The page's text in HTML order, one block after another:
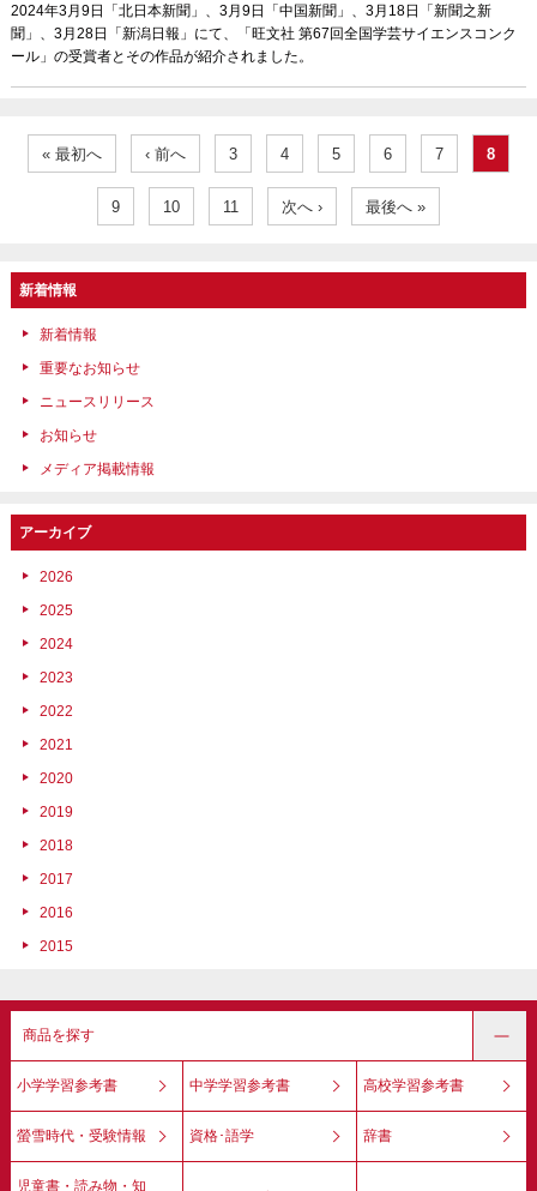
2024年3月9日「北日本新聞」、3月9日「中国新聞」、3月18日「新聞之新
聞」、3月28日「新潟日報」にて、「旺文社 第67回全国学芸サイエンスコンク
ール」の受賞者とその作品が紹介されました。
« 最初へ ‹ 前へ 3 4 5 6 7 8
9 10 11 次へ › 最後へ »
新着情報
新着情報
重要なお知らせ
ニュースリリース
お知らせ
メディア掲載情報
アーカイブ
2026
2025
2024
2023
2022
2021
2020
2019
2018
2017
2016
2015
商品を探す
小学学習参考書 中学学習参考書 高校学習参考書
螢雪時代・受験情報 資格･語学 辞書
児童書・読み物・知